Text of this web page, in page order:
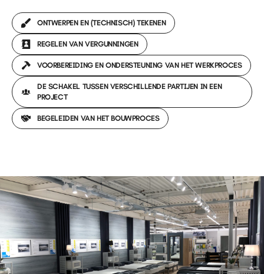
ONTWERPEN EN (TECHNISCH) TEKENEN
REGELEN VAN VERGUNNINGEN
VOORBEREIDING EN ONDERSTEUNING VAN HET WERKPROCES
DE SCHAKEL TUSSEN VERSCHILLENDE PARTIJEN IN EEN
PROJECT
BEGELEIDEN VAN HET BOUWPROCES